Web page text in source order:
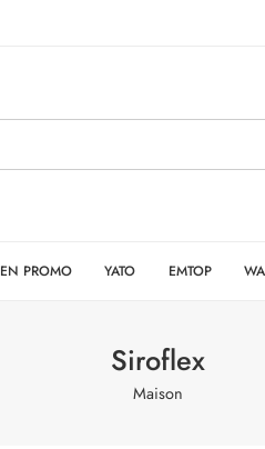
EN PROMO YATO EMTOP
Siroflex
Maison